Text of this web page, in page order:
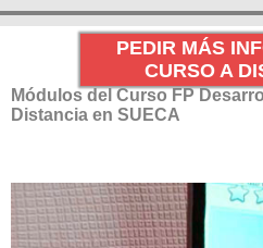
PEDIR MÁS
CURSO A
Módulos del Curso FP
Distancia en SUECA